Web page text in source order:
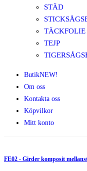
STÄD
TÄCKFOLIE
TEJP
ButikNEW!
Om oss
Kontakta oss
Köpvilkor
Mitt konto
FE02 - Girder komposit